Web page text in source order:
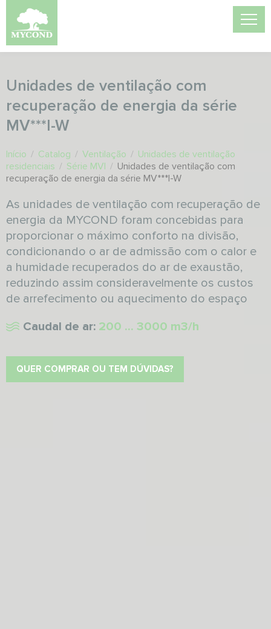
Unidades de ventilação com
recuperação de energia da série
MV***I-W
Início / Catalog / Ventilação / Unidades de ventilação
residenciais / Série MVI / Unidades de ventilação com
recuperação de energia da série MV***I-W
As unidades de ventilação com recuperação de
energia da MYCOND foram concebidas para
proporcionar o máximo conforto na divisão,
condicionando o ar de admissão com o calor e
a humidade recuperados do ar de exaustão,
reduzindo assim consideravelmente os custos
de arrefecimento ou aquecimento do espaço
Caudal de ar: 200 ... 3000 m3/h
QUER COMPRAR OU TEM DÚVIDAS?